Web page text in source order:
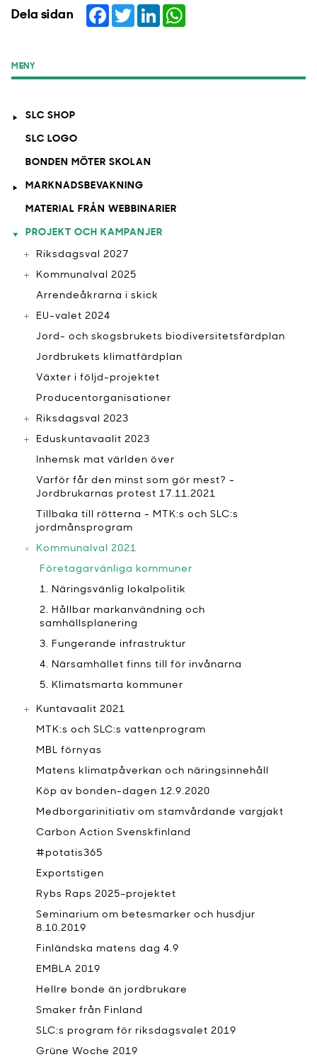
Dela sidan Facebook
TwitterLinkedIn
MENY
SLC SHOP
SLC LOGO
BONDEN MÖTER SKOLAN
MARKNADSBEVAKNING
MATERIAL FRÅN WEBBINARIER
PROJEKT OCH KAMPANJER
Riksdagsval 2027
Kommunalval 2025
Arrendeåkrarna i skick
EU-valet 2024
Jord- och skogsbrukets biodiversitetsfärdplan
Jordbrukets klimatfärdplan
Växter i följd-projektet
Producentorganisationer
Riksdagsval 2023
Eduskuntavaalit 2023
Inhemsk mat världen över
Varför får den minst som gör mest? -
Jordbrukarnas protest 17.11.2021
Tillbaka till rötterna - MTK:s och SLC:s
jordmånsprogram
Kommunalval 2021
Företagarvänliga kommuner
1. Näringsvänlig lokalpolitik
2. Hållbar markanvändning och
samhällsplanering
3. Fungerande infrastruktur
4. Närsamhället finns till för invånarna
5. Klimatsmarta kommuner
Kuntavaalit 2021
MTK:s och SLC:s vattenprogram
MBL förnyas
Matens klimatpåverkan och näringsinnehåll
Köp av bonden-dagen 12.9.2020
Medborgarinitiativ om stamvårdande vargjakt
Carbon Action Svenskfinland
#potatis365
Exportstigen
Rybs Raps 2025-projektet
Seminarium om betesmarker och husdjur
8.10.2019
Finländska matens dag 4.9
EMBLA 2019
Hellre bonde än jordbrukare
Smaker från Finland
SLC:s program för riksdagsvalet 2019
Grüne Woche 2019